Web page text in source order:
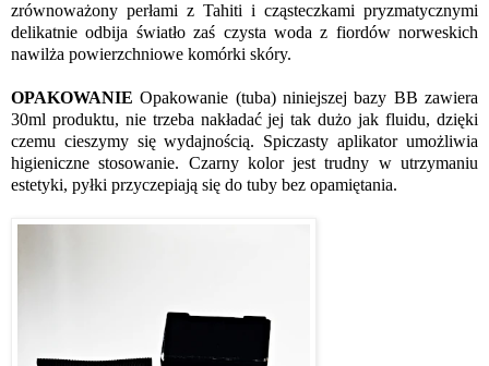
zrównoważony perłami z Tahiti i cząsteczkami pryzmatycznymi
delikatnie odbija światło zaś czysta woda z fiordów norweskich
nawilża powierzchniowe komórki skóry.
OPAKOWANIE Opakowanie (tuba) niniejszej bazy BB zawiera
30ml produktu, nie trzeba nakładać jej tak dużo jak fluidu, dzięki
czemu cieszymy się wydajnością. Spiczasty aplikator umożliwia
higieniczne stosowanie. Czarny kolor jest trudny w utrzymaniu
estetyki, pyłki przyczepiają się do tuby bez opamiętania.